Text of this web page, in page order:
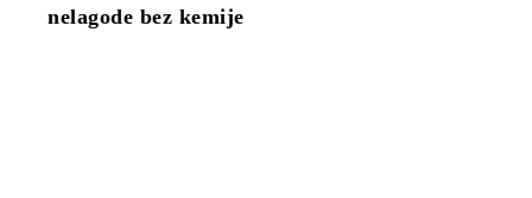
nelagode bez kemije